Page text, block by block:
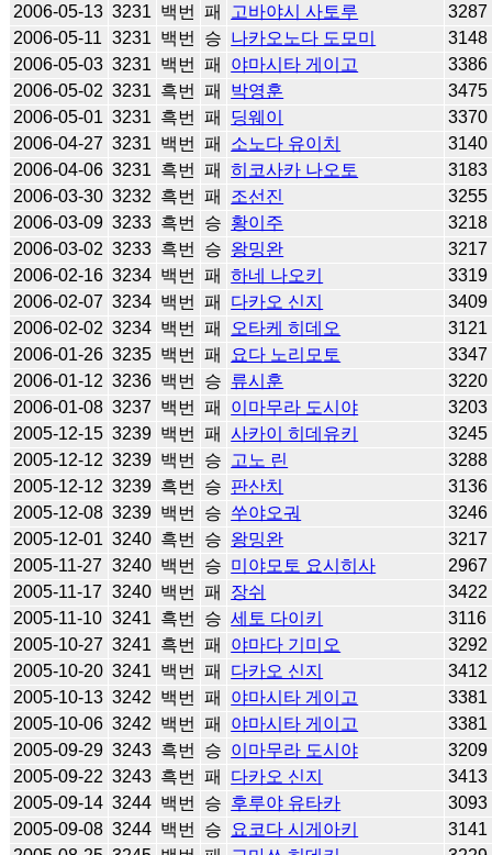
2006-05-13 3231 백번 패 고바야시 사토루
3287
2006-05-11 3231 백번 승 나카오노다 도모미
3148
2006-05-03 3231 백번 패 야마시타 게이고
3386
2006-05-02 3231 흑번 패 박영훈
3475
2006-05-01 3231 흑번 패 딩웨이
3370
2006-04-27 3231 백번 패 소노다 유이치
3140
2006-04-06 3231 흑번 패 히코사카 나오토
3183
2006-03-30 3232 흑번 패 조선진
3255
2006-03-09 3233 흑번 승 황이주
3218
2006-03-02 3233 흑번 승 왕밍완
3217
2006-02-16 3234 백번 패 하네 나오키
3319
2006-02-07 3234 백번 패 다카오 신지
3409
2006-02-02 3234 백번 패 오타케 히데오
3121
2006-01-26 3235 백번 패 요다 노리모토
3347
2006-01-12 3236 백번 승 류시훈
3220
2006-01-08 3237 백번 패 이마무라 도시야
3203
2005-12-15 3239 백번 패 사카이 히데유키
3245
2005-12-12 3239 백번 승 고노 린
3288
2005-12-12 3239 흑번 승 판산치
3136
2005-12-08 3239 백번 승 쑤야오궈
3246
2005-12-01 3240 흑번 승 왕밍완
3217
2005-11-27 3240 백번 승 미야모토 요시히사
2967
2005-11-17 3240 백번 패 장쉬
3422
2005-11-10 3241 흑번 승 세토 다이키
3116
2005-10-27 3241 흑번 패 야마다 기미오
3292
2005-10-20 3241 백번 패 다카오 신지
3412
2005-10-13 3242 백번 패 야마시타 게이고
3381
2005-10-06 3242 백번 패 야마시타 게이고
3381
2005-09-29 3243 흑번 승 이마무라 도시야
3209
2005-09-22 3243 흑번 패 다카오 신지
3413
2005-09-14 3244 백번 승 후루야 유타카
3093
2005-09-08 3244 백번 승 요코다 시게아키
3141